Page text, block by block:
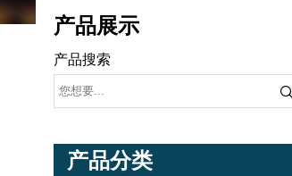
产品展示
产品搜索
产品分类